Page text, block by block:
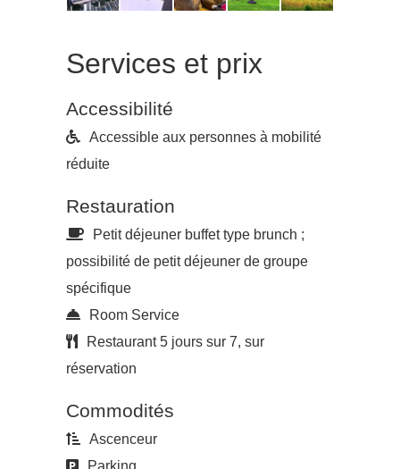
Services et prix
Accessibilité
Accessible aux personnes à mobilité
réduite
Restauration
Petit déjeuner buffet type brunch ;
possibilité de petit déjeuner de groupe
spécifique
Room Service
Restaurant 5 jours sur 7, sur
réservation
Commodités
Ascenceur
Parking